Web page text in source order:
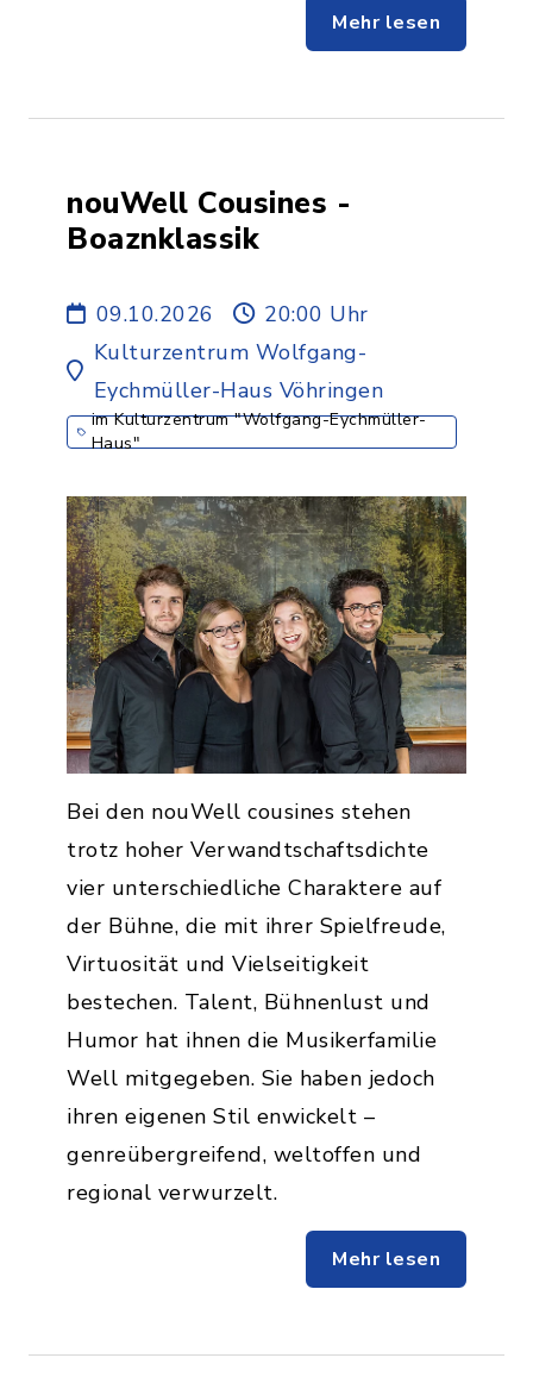
Mehr lesen
nouWell Cousines -
Boaznklassik
09.10.2026
20:00 Uhr
Kulturzentrum Wolfgang-
Eychmüller-Haus Vöhringen
im Kulturzentrum "Wolfgang-Eychmüller-
Haus"
Bei den nouWell cousines stehen
trotz hoher Verwandtschaftsdichte
vier unterschiedliche Charaktere auf
der Bühne, die mit ihrer Spielfreude,
Virtuosität und Vielseitigkeit
bestechen. Talent, Bühnenlust und
Humor hat ihnen die Musikerfamilie
Well mitgegeben. Sie haben jedoch
ihren eigenen Stil enwickelt –
genreübergreifend, weltoffen und
regional verwurzelt.
Mehr lesen